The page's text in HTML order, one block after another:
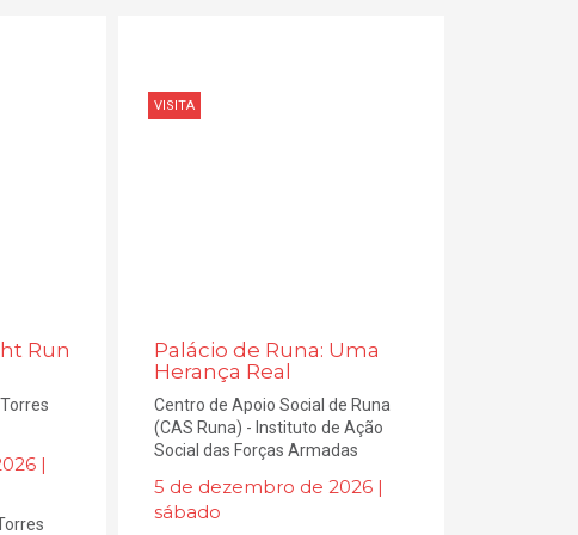
Run
|
VISITA
Palácio de Runa: Uma
Herança Real
​Centro de Apoio Social de Runa
(CAS Runa) - Instituto de Ação
Social das Forças Armadas
5 de dezembro de 2026 |
sábado